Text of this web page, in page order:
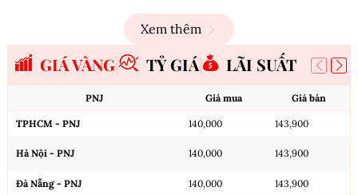
Xem thêm
GIÁ VÀNG TỶ GIÁ LÃI SUẤT
PNJ Giá mua Giá bán
TPHCM - PNJ 140,000 143,900
Hà Nội - PNJ 140,000 143,900
Đà Nẵng - PNJ 140,000 143,900